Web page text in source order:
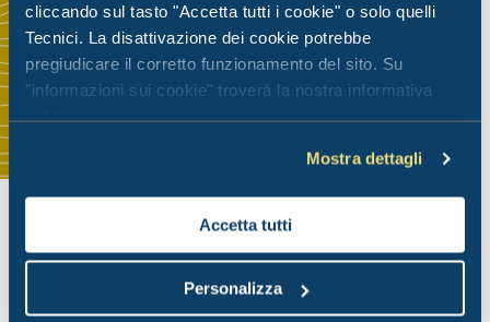
cliccando sul tasto "Accetta tutti i cookie" o solo quelli
Tecnici. La disattivazione dei cookie potrebbe
pregiudicare il corretto funzionamento del sito. Su
"informazioni sui cookie" troverà la nostra informativa
estesa.
Mostra dettagli
Accetta tutti
Personalizza